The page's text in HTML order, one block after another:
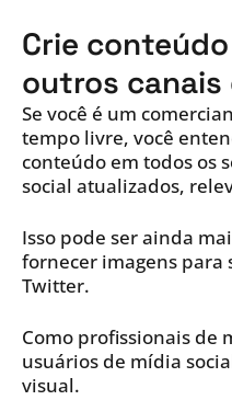
Crie
outros
Se você é um
tempo livre, você
conteúdo em todos os
social atualizados,
Isso pode ser ainda
fornecer imagens para
Twitter.
Como profissionais de
usuários de mídia
visual.